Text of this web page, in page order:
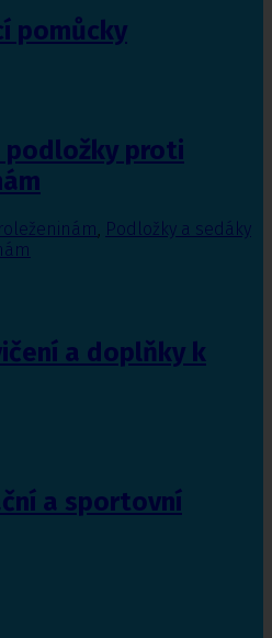
pomůcky
podložky proti
, Podložky a sedáky
a doplňky k
a sportovní